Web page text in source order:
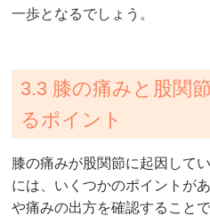
一歩となるでしょう。
3.3 膝の痛みと股関
るポイント
膝の痛みが股関節に起因して
には、いくつかのポイントが
や痛みの出方を確認すること